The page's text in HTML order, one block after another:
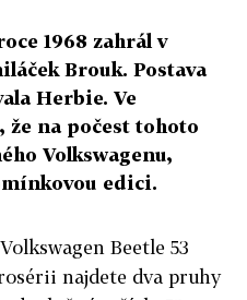
1968 zahrál v
Brouk. Postava
Herbie. Ve
na počest tohoto
Volkswagenu,
edici.
Beetle 53
najdete dva pruhy